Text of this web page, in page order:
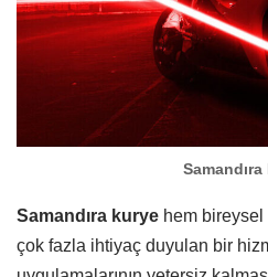
Samandıra kurye hem
çok fazla ihtiyaç duyulan bir